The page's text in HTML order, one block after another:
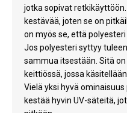
jotka sopivat
kestävää, joten se on
on myös se, että
Jos polyesteri syttyy
sammua itsestään. Sitä
keittiössä, jossa
Vielä yksi hyvä
kestää hyvin UV-säteitä,